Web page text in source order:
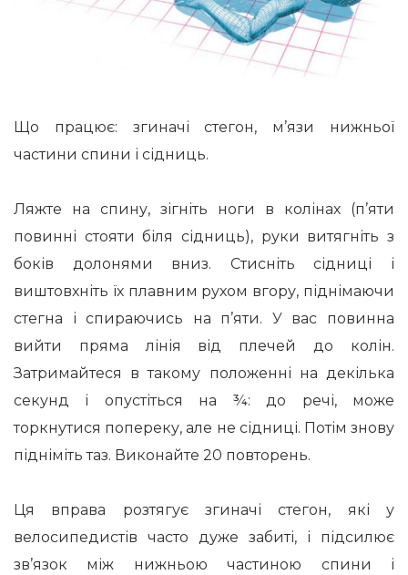
Що працює: згиначі стегон, м’язи нижньої
частини спини і сідниць.
Ляжте на спину, зігніть ноги в колінах (п’яти
повинні стояти біля сідниць), руки витягніть з
боків долонями вниз. Стисніть сідниці і
виштовхніть їх плавним рухом вгору, піднімаючи
стегна і спираючись на п’яти. У вас повинна
вийти пряма лінія від плечей до колін.
Затримайтеся в такому положенні на декілька
секунд і опустіться на ¾: до речі, може
торкнутися попереку, але не сідниці. Потім знову
підніміть таз. Виконайте 20 повторень.
Ця вправа розтягує згиначі стегон, які у
велосипедистів часто дуже забиті, і підсилює
зв’язок між нижньою частиною спини і